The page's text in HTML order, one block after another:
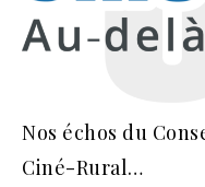
Nos échos du
Ciné-Rural…